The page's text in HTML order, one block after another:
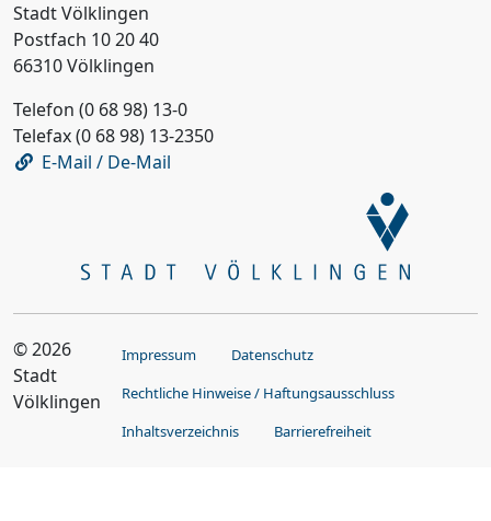
Stadt Völklingen
Postfach 10 20 40
66310 Völklingen
Telefon (0 68 98) 13-0
Telefax (0 68 98) 13-2350
E-Mail / De-Mail
© 2026
Stadt
Völklingen
Impressum
Datenschutz
Rechtliche Hinweise / Haftungsausschluss
Inhaltsverzeichnis
Barrierefreiheit